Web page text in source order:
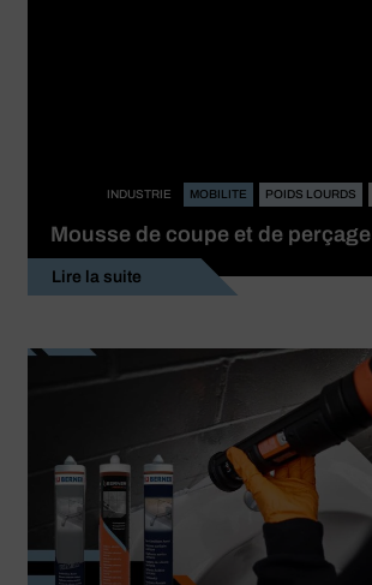
INDUSTRIE MOBILITE POIDS LOURDS
Mousse de coupe et de perçage
Lire la suite